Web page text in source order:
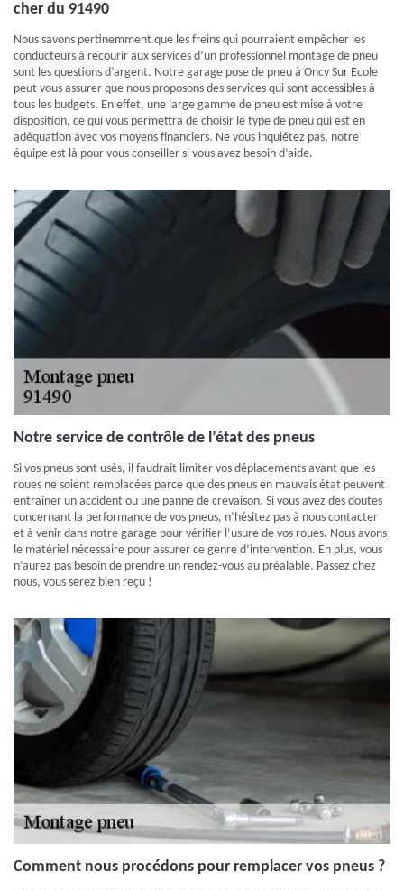
cher du 91490
Nous savons pertinemment que les freins qui pourraient empêcher les
conducteurs à recourir aux services d’un professionnel montage de pneu
sont les questions d’argent. Notre garage pose de pneu à Oncy Sur Ecole
peut vous assurer que nous proposons des services qui sont accessibles à
tous les budgets. En effet, une large gamme de pneu est mise à votre
disposition, ce qui vous permettra de choisir le type de pneu qui est en
adéquation avec vos moyens financiers. Ne vous inquiétez pas, notre
équipe est là pour vous conseiller si vous avez besoin d’aide.
Notre service de contrôle de l’état des pneus
Si vos pneus sont usés, il faudrait limiter vos déplacements avant que les
roues ne soient remplacées parce que des pneus en mauvais état peuvent
entraîner un accident ou une panne de crevaison. Si vous avez des doutes
concernant la performance de vos pneus, n’hésitez pas à nous contacter
et à venir dans notre garage pour vérifier l’usure de vos roues. Nous avons
le matériel nécessaire pour assurer ce genre d’intervention. En plus, vous
n’aurez pas besoin de prendre un rendez-vous au préalable. Passez chez
nous, vous serez bien reçu !
Comment nous procédons pour remplacer vos pneus ?